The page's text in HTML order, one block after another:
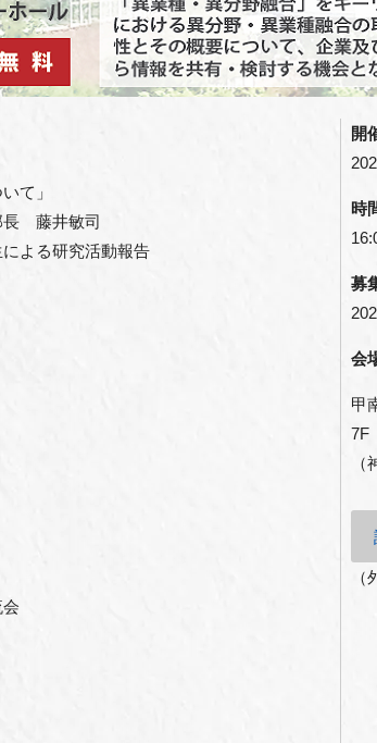
て」
藤井敏司
よる研究活動報告
開
時
募
会
甲
7F